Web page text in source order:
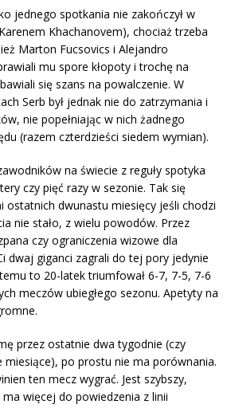
jednego spotkania nie zakończył w
Khachanovem), chociaż trzeba
Marton Fucsovics i Alejandro
mu spore kłopoty i trochę na
się szans na powalczenie. W
Serb był jednak nie do zatrzymania i
nie popełniając w nich żadnego
(razem czterdzieści siedem wymian).
na świecie z reguły spotyka
czy pięć razy w sezonie. Tak się
ostatnich dwunastu miesięcy jeśli chodzi
nie stało, z wielu powodów. Przez
czy ograniczenia wizowe dla
dwaj giganci zagrali do tej pory jedynie
to 20-latek triumfował 6-7, 7-5, 7-6
meczów ubiegłego sezonu. Apetyty na
przez ostatnie dwa tygodnie (czy
po prostu nie ma porównania.
ten mecz wygrać. Jest szybszy,
więcej do powiedzenia z linii